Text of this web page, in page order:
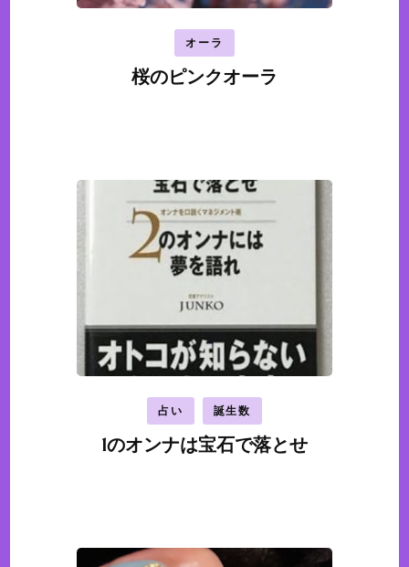
オーラ
桜のピンクオーラ
占い 誕生数
1のオンナは宝石で落とせ